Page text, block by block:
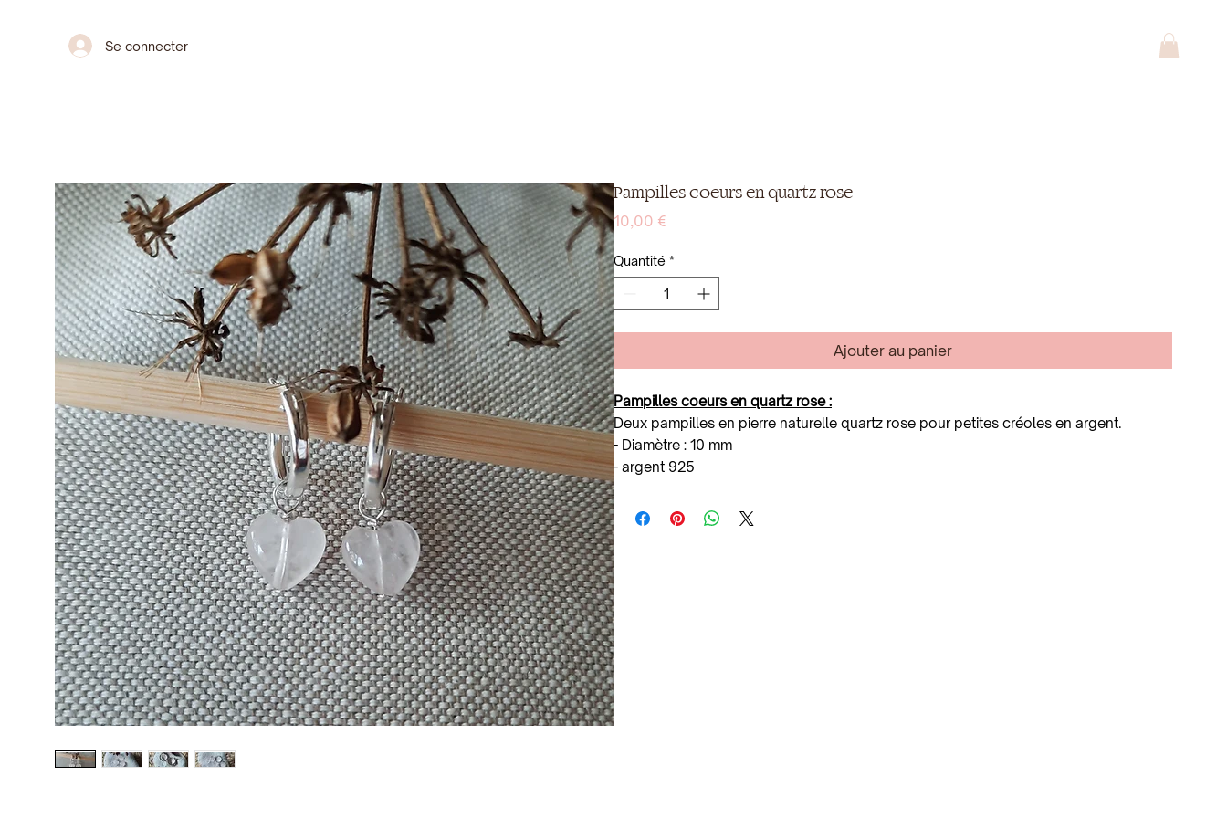
Se connecter
Pampilles coeurs en quartz rose
10,00 €
Quantité *
Ajouter au panier
Pampilles coeurs en quartz rose :
Deux pampilles en pierre naturelle quartz rose pour petites créoles en argent.
- Diamètre : 10 mm
- argent 925